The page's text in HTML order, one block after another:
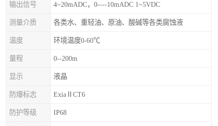
输出信号 4~20mADC，0----10mADC 1~5VDC
测量介质 各类水、重轻油、原油、酸碱等各类腐蚀液
温度 环境温度0-60℃
量程 0--200m
显示 液晶
防爆标志 ExiaⅡCT6
防护等级 IP68